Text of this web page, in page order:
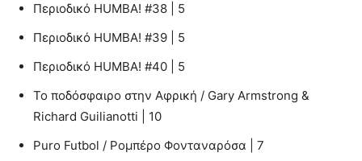
Περιοδικό HUMBA! #38 | 5
Περιοδικό HUMBA! #39 | 5
Περιοδικό HUMBA! #40 | 5
Το ποδόσφαιρο στην Αφρική / Gary Armstrong &
Richard Guilianotti | 10
Puro Futbol / Ρομπέρο Φονταναρόσα | 7